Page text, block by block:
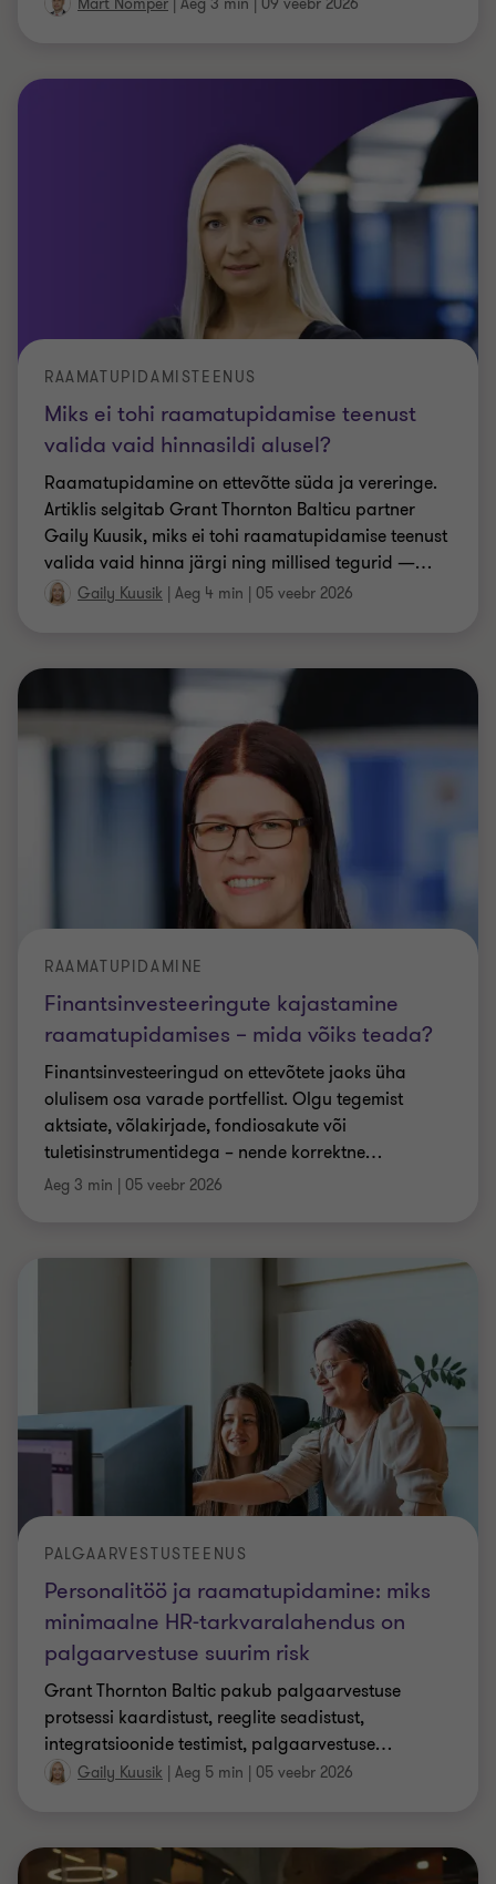
Miks ei tohi raamatupidamise teenust
valida vaid hinnasildi alusel?
RAAMATUPIDAMISTEENUS
Artiklis selgitab Grant Thornton Balticu partner
Gaily Kuusik, miks ei tohi raamatupidamise teenust
valida vaid hinna järgi ning millised tegurid —
Gaily Kuusik Aeg 4 min 05 veebr 2026
Finantsinvesteeringute kajastamine
raamatupidamises – mida võiks teada?
RAAMATUPIDAMINE
olulisem osa varade portfellist. Olgu tegemist
aktsiate, võlakirjade, fondiosakute või
tuletisinstrumentidega – nende korrektne…
Aeg 3 min | 05 veebr 2026
Personalitöö ja raamatupidamine: miks
minimaalne HR-tarkvaralahendus on
PALGAARVESTUSTEENUS
protsessi kaardistust, reeglite seadistust,
integratsioonide testimist, palgaarvestuse …
Gaily Kuusik | Aeg 5 min | 05 veebr 2026
Welcome!
We process your personal information to measure and improve
our sites and service, to assist our marketing campaigns and to
provide personalised content and advertising. By clicking the
more information see our privacy noticeCookie Policy
Accept all cookies